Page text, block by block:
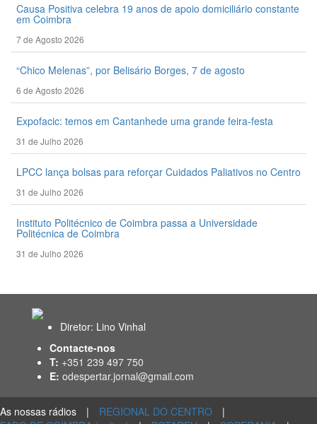
Causa Positiva celebra 19 anos de apoio domiciliário constante
em Coimbra
7 de Agosto 2026
“Chico Melenas”, por Belisário Borges, 7 de agosto
6 de Agosto 2026
Expofacic: temos em Cantanhede uma grande feira-festa
31 de Julho 2026
LPCC lança bolsas para reforçar Cuidados Paliativos no Centro
31 de Julho 2026
Instituto Politécnico de Coimbra passa a Universidade
Politécnica de Coimbra
31 de Julho 2026
Diretor: Lino Vinhal
Contacte-nos
T: +351 239 497 750
E: odespertar.jornal@gmail.com
As nossas rádios | REGIONAL DO CENTRO
|